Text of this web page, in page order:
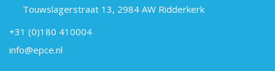
Touwslagerstraat 13, 2984 AW Ridderkerk
+31 (0)180 410004
info@epce.nl